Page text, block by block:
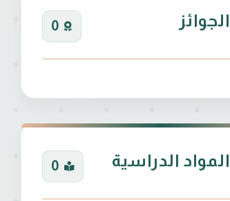
الجوائز 0
المواد الدراسية 0